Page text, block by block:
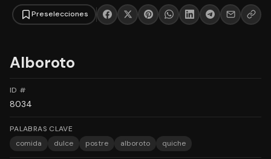
Preselecciones
Alboroto
ID #
8034
PALABRAS CLAVE
comida
dulce postre alboroto quiche